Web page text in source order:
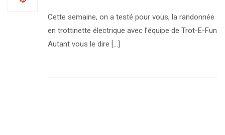
Cette semaine, on a testé pour vous, la randonnée
en trottinette électrique avec l’équipe de Trot-E-Fun
Autant vous le dire […]